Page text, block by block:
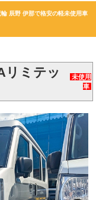
輪 辰野 伊那で格安の軽未使用車
リミテッ
未使用
車